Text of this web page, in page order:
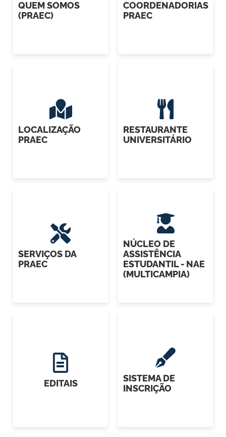
QUEM SOMOS
(PRAEC)
COORDENADORIAS
PRAEC
LOCALIZAÇÃO
PRAEC
RESTAURANTE
UNIVERSITÁRIO
SERVIÇOS DA
PRAEC
NÚCLEO DE
ASSISTÊNCIA
ESTUDANTIL - NAE
(MULTICAMPIA)
EDITAIS
SISTEMA DE
INSCRIÇÃO